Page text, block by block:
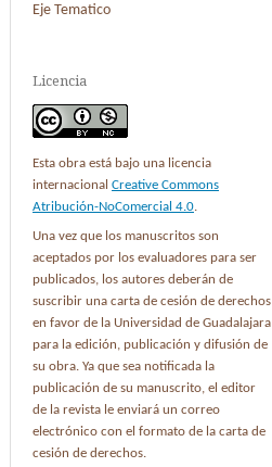
Eje Tematico
Licencia
Esta obra está bajo una licencia
internacional Creative Commons
Atribución-NoComercial 4.0
Una vez que los manuscritos son
aceptados por los evaluadores para ser
publicados, los autores deberán de
suscribir una carta de cesión de derechos
en favor de la Universidad de Guadalajara
para la edición, publicación y difusión de
su obra. Ya que sea notificada la
publicación de su manuscrito, el editor
de la revista le enviará un correo
electrónico con el formato de la carta de
cesión de derechos.